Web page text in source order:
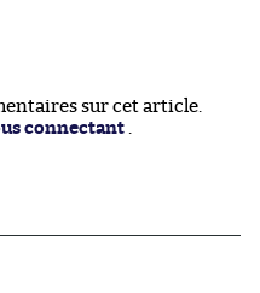
sur cet article.
connectant